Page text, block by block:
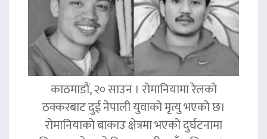
काठमाडौं, २० साउन । रोमानियामा रेलको
ठक्करबाट दुई नेपाली युवाको मृत्यु भएको छ।
रोमानियाको बाकाउ क्षेत्रमा भएको दुर्घटनामा